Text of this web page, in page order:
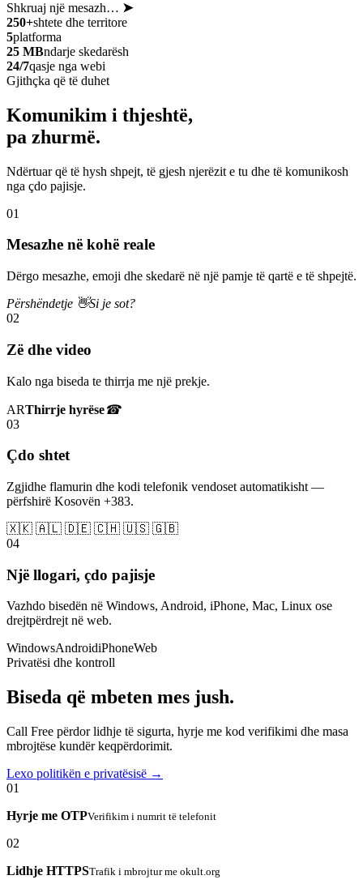
Shkruaj një mesazh… ➤
250+shtete dhe territore
5platforma
25 MBndarje skedarësh
24/7qasje nga webi
Gjithçka që të duhet
Komunikim i thjeshtë,
pa zhurmë.
Ndërtuar që të hysh shpejt, të gjesh njerëzit e tu dhe të komunikosh
nga çdo pajisje.
01
Mesazhe në kohë reale
Dërgo mesazhe, emoji dhe skedarë në një pamje të qartë e të shpejtë.
Përshëndetje 👋Si je sot?
02
Zë dhe video
Kalo nga biseda te thirrja me një prekje.
ARThirrje hyrëse☎
03
Çdo shtet
Zgjidhe flamurin dhe kodi telefonik vendoset automatikisht —
përfshirë Kosovën +383.
🇽🇰 🇦🇱 🇩🇪 🇨🇭 🇺🇸 🇬🇧
04
Një llogari, çdo pajisje
Vazhdo bisedën në Windows, Android, iPhone, Mac, Linux ose
drejtpërdrejt në web.
WindowsAndroidiPhoneWeb
Privatësi dhe kontroll
Biseda që mbeten mes jush.
Call Free përdor lidhje të sigurta, hyrje me kod verifikimi dhe masa
mbrojtëse kundër keqpërdorimit.
Lexo politikën e privatësisë →
01
Hyrje me OTPVerifikim i numrit të telefonit
02
Lidhje HTTPSTrafik i mbrojtur me okult.org